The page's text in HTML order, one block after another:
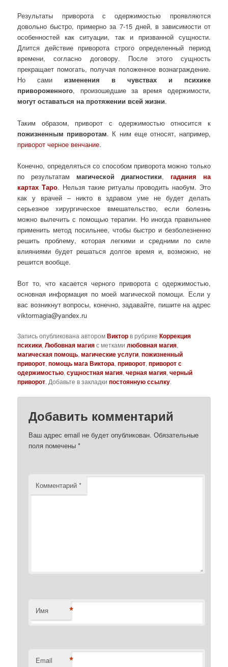
Результаты приворота с одержимостью проявляются
довольно быстро, примерно за 7-15 дней, в зависимости от
особенностей как ситуации, так и призванной сущности.
Длится действие приворота строго определенный период
времени, согласно договору. После этого сущность
прекращает помогать, получая положенное вознаграждение.
Но сами изменения в чувствах и психике
привороженного, произошедшие за время одержимости,
могут оставаться на протяжении всей жизни.
Таким образом, приворот с одержимостью относится к
пожизненным приворотам. К ним еще относят, например,
приворот черное венчание.
Конечно, определяться со способом приворота можно только
по результатам магической диагностики, гадания на
картах Таро. Нельзя такие ритуалы проводить наобум. Это
как у врачей – никто в здравом уме не будет делать
серьезное хирургическое вмешательство, если болезнь
можно вылечить с помощью терапии. Но иногда правильнее
применить метод посильнее, чтобы быстро и безболезненно
решить проблему, которая легкими и средними по силе
влияниями будет решаться долгое время и, возможно, не
решится вообще.
Вот то, что касается черного приворота с одержимостью,
основная информация по моей магической помощи. Если у
вас возникнут вопросы, конечно, задавайте, пишите на адрес
viktormagia@yandex.ru
Запись опубликована авторомВикторв рубрикеКоррекция
психики,Любовная магияс меткамилюбовная магия,
магическая помощь,магические услуги,пожизненный
приворот,помощь мага Виктора,приворот,приворот с
одержимостью,сущностная магия,черная магия,черный
приворот. Добавьте в закладкипостоянную ссылку.
Добавить комментарий
Ваш адрес email не будет опубликован. Обязательные
поля помечены*
Комментарий*
Имя *
Email *